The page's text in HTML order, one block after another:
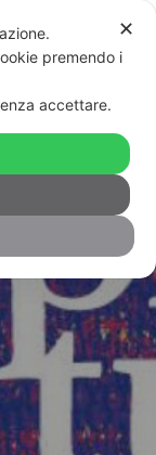
poetico, in
✕
premendo i
accettare.